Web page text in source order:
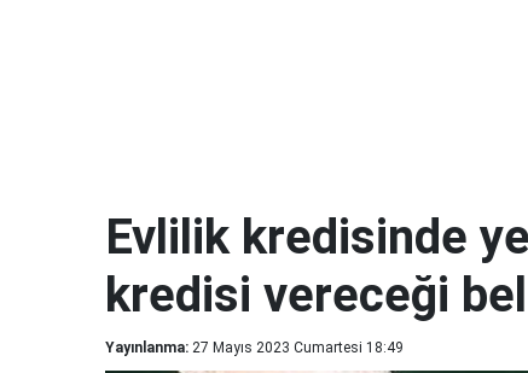
Evlilik kredisinde
kredisi vereceği
Yayınlanma: 27 Mayıs 2023 Cumartesi 18:49